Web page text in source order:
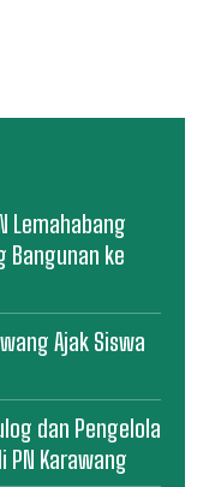
Lemahabang
Bangunan ke
Ajak Siswa
dan Pengelola
PN Karawang